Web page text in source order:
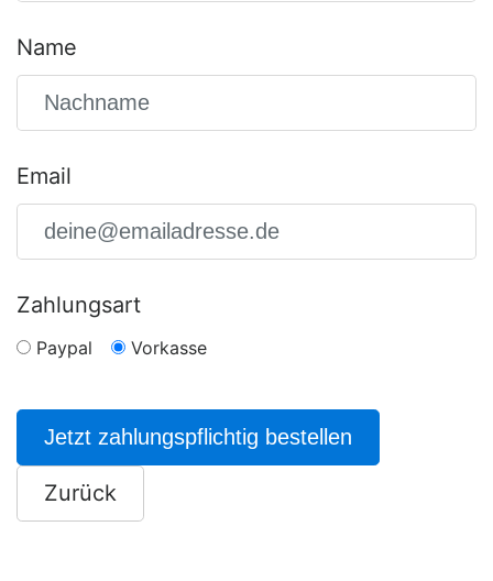
Name
Email
Zahlungsart
Paypal Vorkasse
Jetzt zahlungspflichtig bestellen
Zurück